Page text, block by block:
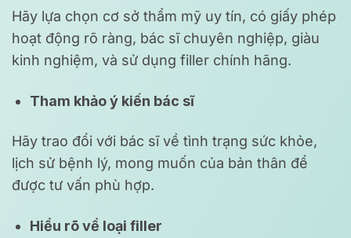
Hãy lựa chọn cơ sở thẩm mỹ uy tín, có giấy phép
hoạt động rõ ràng, bác sĩ chuyên nghiệp, giàu
kinh nghiệm, và sử dụng filler chính hãng.
Tham khảo ý kiến bác sĩ
Hãy trao đổi với bác sĩ về tình trạng sức khỏe,
lịch sử bệnh lý, mong muốn của bản thân để
được tư vấn phù hợp.
Hiểu rõ về loại filler